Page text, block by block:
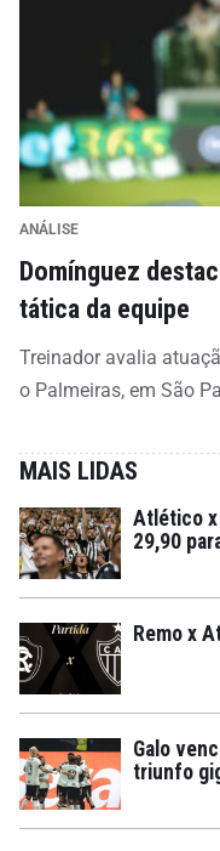
ANÁLISE
Domínguez
tática da equipe
Treinador avalia
o Palmeiras, em São
MAIS LIDAS
Atlético x
29,90
Remo x
Galo
triunfo